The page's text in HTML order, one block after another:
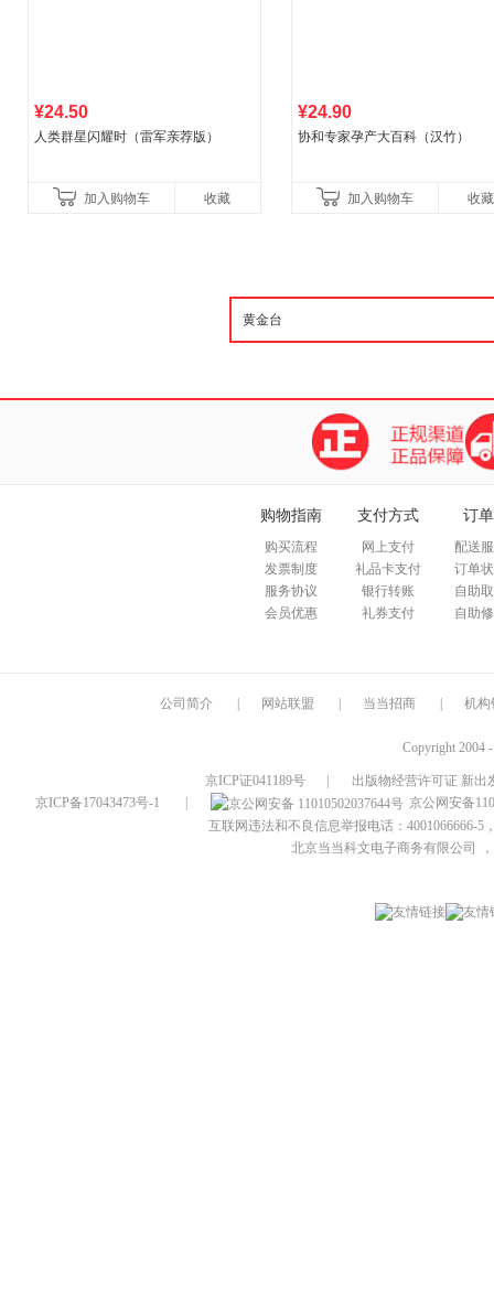
¥24.50
人类群星闪耀时（雷军亲荐版）
加入购物车 收藏
¥24.90
协和专家孕产大百科（汉竹）
加入购物车 收藏
购物指南
购买流程
发票制度
服务协议
会员优惠
支付方式
网上支付
礼品卡支付
银行转账
礼券支付
订
配送
订单
自助
自助
公司简介 网站联盟 当当招商 机构
Copyright 2004
京ICP证041189号
出版物经营许可证 新出
京ICP备17043473号-1
京公网安备
互联网违法和不良信息举报电话：4001066666-5
北京当当科文电子商务有限公司